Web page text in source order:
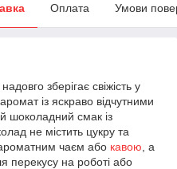
Оплата Умови
зберігає свіжість у
із яскраво відчутними
шоколадний смак із
не містить цукру та
чаєм або кавою , а
перекусу на роботі або